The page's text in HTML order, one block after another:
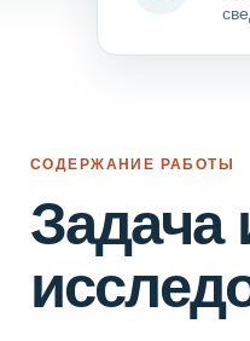
СОДЕРЖАНИЕ РАБОТЫ
Задача